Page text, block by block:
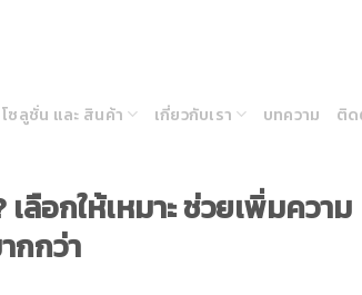
โซลูชั่น และ สินค้า เกี่ยวกับเรา บทความ ติ
อกให้เหมาะ ช่วยเพิ่มความ
กกว่า